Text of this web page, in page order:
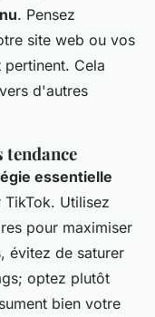
. Pensez
site web ou vos
Cela
d'autres
essentielle
Utilisez
pour maximiser
évitez de saturer
optez plutôt
bien votre